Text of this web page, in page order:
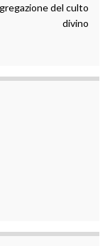
del culto
divino